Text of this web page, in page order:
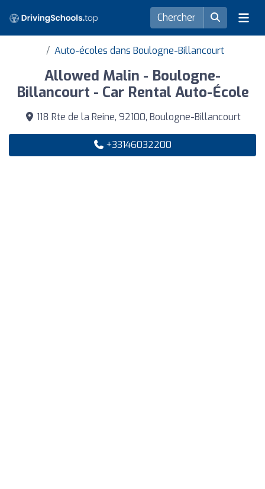
Auto-écoles dans Boulogne-Billancourt
Allowed Malin - Boulogne-
Billancourt - Car Rental Auto-École
118 Rte de la Reine, 92100, Boulogne-Billancourt
+33146032200